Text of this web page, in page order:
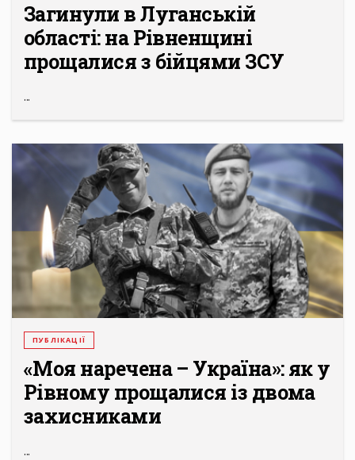
Загинули в Луганській
області: на Рівненщині
прощалися з бійцями ЗСУ
...
ПУБЛІКАЦІЇ
«Моя наречена – Україна»: як у
Рівному прощалися із двома
захисниками
...